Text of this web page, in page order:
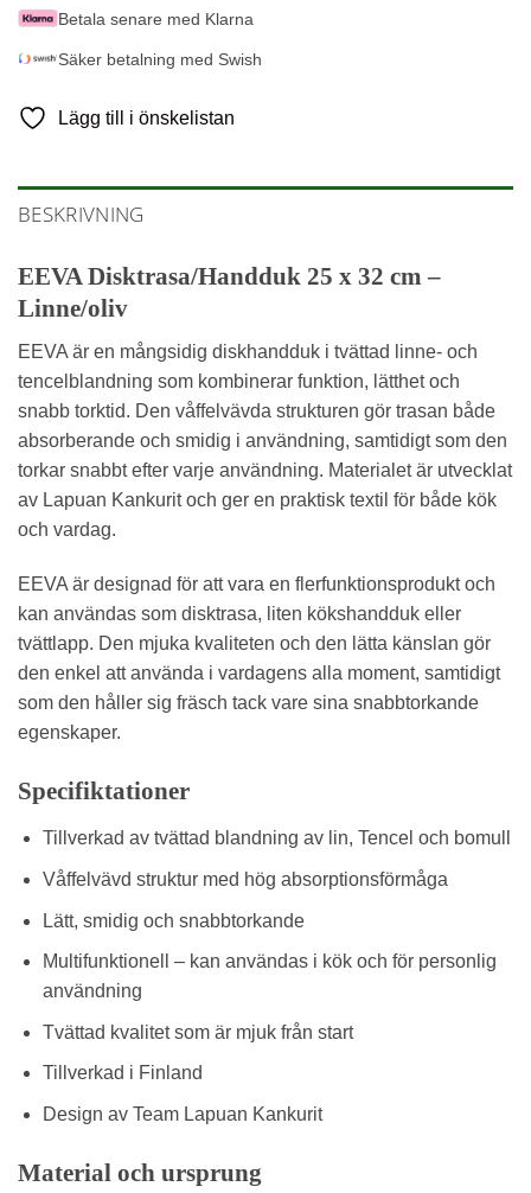
Betala senare med Klarna
Säker betalning med Swish
Lägg till i önskelistan
BESKRIVNING
EEVA Disktrasa/Handduk 25 x 32 cm –
Linne/oliv
EEVA är en mångsidig diskhandduk i tvättad linne- och
tencelblandning som kombinerar funktion, lätthet och
snabb torktid. Den våffelvävda strukturen gör trasan både
absorberande och smidig i användning, samtidigt som den
torkar snabbt efter varje användning. Materialet är utvecklat
av Lapuan Kankurit och ger en praktisk textil för både kök
och vardag.
EEVA är designad för att vara en flerfunktionsprodukt och
kan användas som disktrasa, liten kökshandduk eller
tvättlapp. Den mjuka kvaliteten och den lätta känslan gör
den enkel att använda i vardagens alla moment, samtidigt
som den håller sig fräsch tack vare sina snabbtorkande
egenskaper.
Specifiktationer
Tillverkad av tvättad blandning av lin, Tencel och bomull
Våffelvävd struktur med hög absorptionsförmåga
Lätt, smidig och snabbtorkande
Multifunktionell – kan användas i kök och för personlig
användning
Tvättad kvalitet som är mjuk från start
Tillverkad i Finland
Design av Team Lapuan Kankurit
Material och ursprung